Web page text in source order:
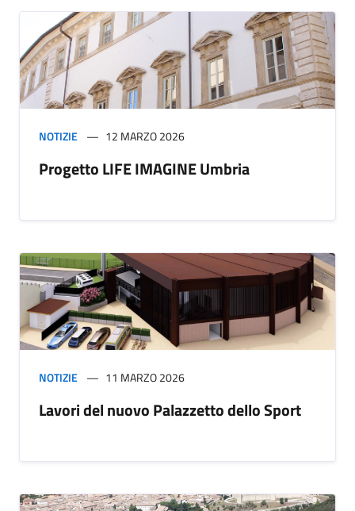
NOTIZIE 12 MARZO 2026
Progetto LIFE IMAGINE Umbria
NOTIZIE 11 MARZO 2026
Lavori del nuovo Palazzetto dello Sport